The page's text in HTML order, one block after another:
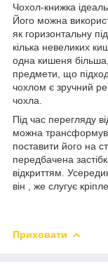
Чохол-книжка
Його можна
як горизонтальну
кілька невеликих
одна кишеня
предмети, що
чохлом є зручний
чохла.
Під час перегляду
можна
поставити його на
передбачена
відкриттям.
він , же слугує
Приховати